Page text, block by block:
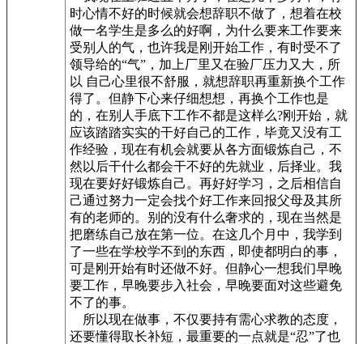
时心情不好的时候就会想辞职不做了，想着在校
做一名学生是多么的好啊，为什么要来工作要来
受别人的气，也许我是刚开始工作，有时受不了
领导给的“气”，加上厂里又在验厂压力又大，所
以 自己心里很不舒服，就想辞职再重新换个工作
得了。但静下心来仔细想想，再换个工作也是
的，在别人手底下工作不都是这样么?刚开始，就
应该踏踏实实的干好自己的工作，毕竟又没有工
作经验，现在有机会就要从各方面锻炼自己，不
然以后干什么都会干不好的先就业，后择业。我
现在要好好锻炼自己。再好好学习，之后相信自
己通过努力一定会找个好工作来回报父母及其所
有的老师的。别的没有什么奢求的，现在当然是
把磨练自己放在第一位。在这几个月中，我学到
了一些在学校学不到的东西，即使都明白的事，
可是刚开始有时还做不好。但静心一想我们早晚
要工作，早晚要步入社会，早晚要面对这些避免
不了的事。
所以现在做事，不仅要持有需心求教的态度，
还要懂得取长补短，最重要的一点就是“忍”了也